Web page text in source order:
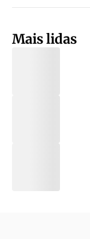
Mais lidas